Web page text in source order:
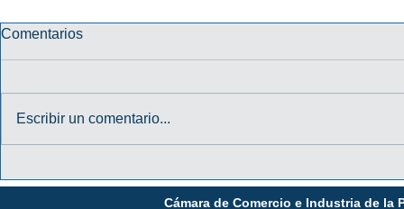
CAPACITADORES 2026
Comentarios
Escribir un comentario...
Cámara de Comercio e Industria de la